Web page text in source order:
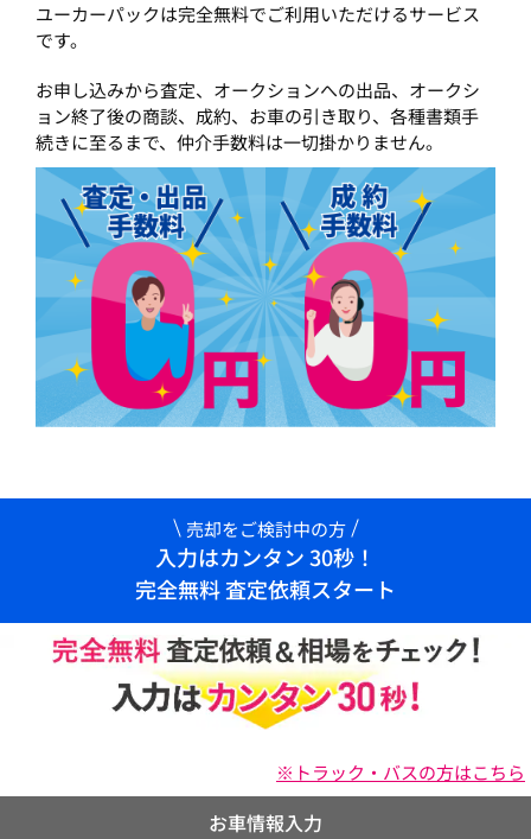
ユーカーパックは完全無料でご利用いただけるサービス
です。
お申し込みから査定、オークションへの出品、オークシ
ョン終了後の商談、成約、お車の引き取り、各種書類手
続きに至るまで、仲介手数料は一切掛かりません。
売却をご検討中の方
入力はカンタン 30秒！
完全無料 査定依頼スタート
※トラック・バスの方はこちら
お車情報入力